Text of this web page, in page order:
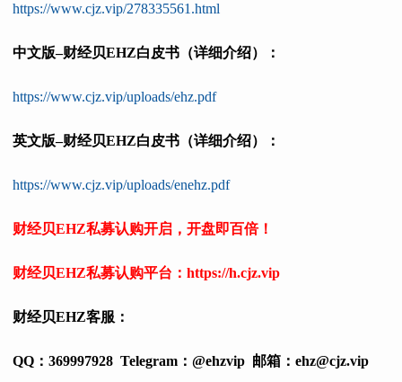
https://www.cjz.vip/278335561.html
中文版–财经贝EHZ白皮书（详细介绍）：
https://www.cjz.vip/uploads/ehz.pdf
英文版–财经贝EHZ白皮书（详细介绍）：
https://www.cjz.vip/uploads/enehz.pdf
财经贝EHZ私募认购开启，开盘即百倍！
财经贝EHZ私募认购平台： https://h.cjz.vip
财经贝EHZ客服：
QQ：369997928 Telegram：@ehzvip 邮箱：ehz@cjz.vip